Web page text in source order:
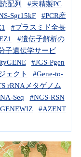
配列
#未精製PC
Sgr15kF
#PCR産
#プラスミド全長
#遺伝子解析の
子遺伝学サービ
#JGS-Pgen
ェクト
#Gene-to-
rRNAメタゲノム
Seq
#NGS-RSN
#AZENT